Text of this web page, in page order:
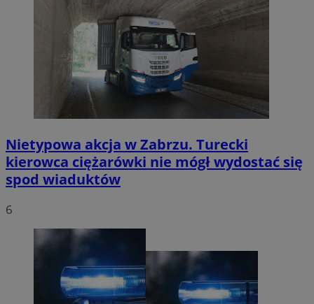
Nietypowa akcja w Zabrzu. Turecki
kierowca ciężarówki nie mógł wydostać się
spod wiaduktów
6